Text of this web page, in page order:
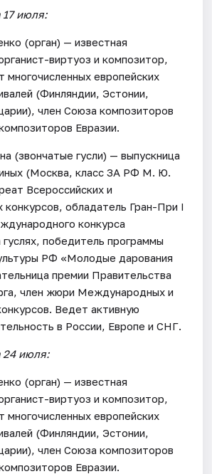
17 июля:
(орган) — известная
виртуоз и композитор,
многочисленных европейских
(Финляндии, Эстонии,
член Союза композиторов
Евразии.
(звончатые гусли) — выпускница
(Москва, класс ЗА РФ М. Ю.
Всероссийских и
обладатель Гран-При I
конкурса
гуслях, победитель программы
РФ «Молодые дарования
премии Правительства
член жюри Международных и
Ведет активную
в России, Европе и СНГ.
24 июля:
(орган) — известная
виртуоз и композитор,
многочисленных европейских
(Финляндии, Эстонии,
член Союза композиторов
Евразии.